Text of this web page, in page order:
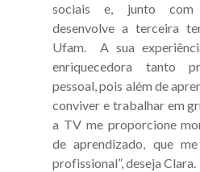
sociais e, junto com
desenvolve a terceira
Ufam. A sua
enriquecedora tanto
pessoal, pois além de
conviver e trabalhar em
a TV me proporcione
de aprendizado, que
profissional”, deseja Clara.